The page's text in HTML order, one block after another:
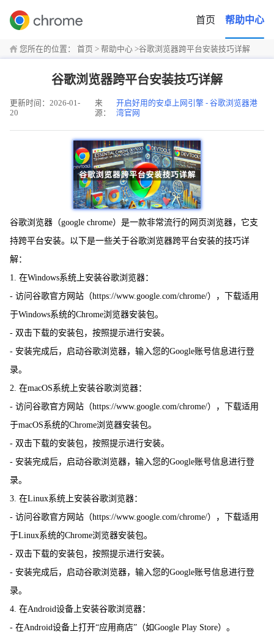
首页 帮助中心
您所在的位置： 首页 > 帮助中心 >谷歌浏览器跨平台安装技巧详解
谷歌浏览器跨平台安装技巧详解
更新时间：2026-01-
20
来
源：
开启好用的安卓上网引擎 - 谷歌浏览器港
湾官网
谷歌浏览器（google chrome）是一款非常流行的网页浏览器，它支
持跨平台安装。以下是一些关于谷歌浏览器跨平台安装的技巧详
解：
1. 在Windows系统上安装谷歌浏览器：
- 访问谷歌官方网站（https://www.google.com/chrome/），下载适用
于Windows系统的Chrome浏览器安装包。
- 双击下载的安装包，按照提示进行安装。
- 安装完成后，启动谷歌浏览器，输入您的Google账号信息进行登
录。
2. 在macOS系统上安装谷歌浏览器：
- 访问谷歌官方网站（https://www.google.com/chrome/），下载适用
于macOS系统的Chrome浏览器安装包。
- 双击下载的安装包，按照提示进行安装。
- 安装完成后，启动谷歌浏览器，输入您的Google账号信息进行登
录。
3. 在Linux系统上安装谷歌浏览器：
- 访问谷歌官方网站（https://www.google.com/chrome/），下载适用
于Linux系统的Chrome浏览器安装包。
- 双击下载的安装包，按照提示进行安装。
- 安装完成后，启动谷歌浏览器，输入您的Google账号信息进行登
录。
4. 在Android设备上安装谷歌浏览器：
- 在Android设备上打开“应用商店”（如Google Play Store）。